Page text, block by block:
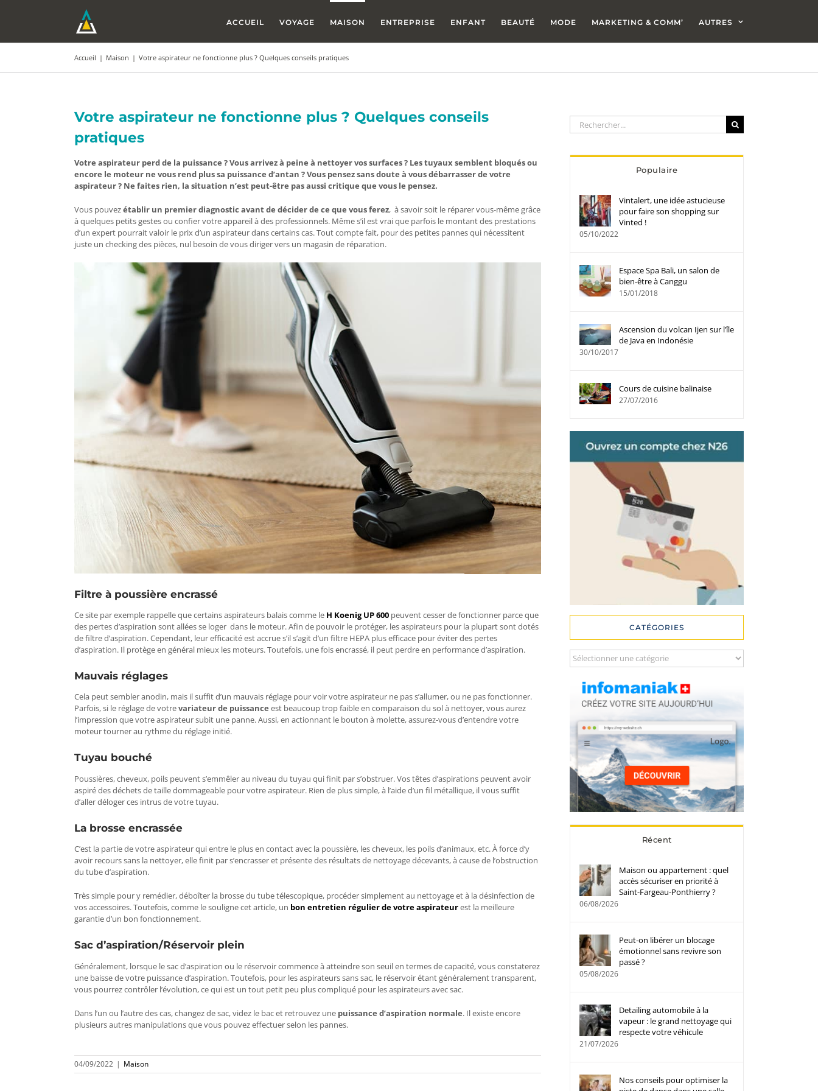
ACCUEIL VOYAGE MAISON ENTREPRISE ENFANT BEAUTÉ MODE MARKETING & COMM’ AUTRES
Accueil | Maison | Votre aspirateur ne fonctionne plus ? Quelques conseils pratiques
Votre aspirateur ne fonctionne plus ? Quelques conseils
pratiques
Votre aspirateur perd de la puissance ? Vous arrivez à peine à nettoyer vos surfaces ? Les tuyaux semblent bloqués ou
encore le moteur ne vous rend plus sa puissance d’antan ? Vous pensez sans doute à vous débarrasser de votre
aspirateur ? Ne faites rien, la situation n’est peut-être pas aussi critique que vous le pensez.
Vous pouvezétablir un premier diagnostic avant de décider de ce que vous ferez, à savoir soit le réparer vous-même grâce
à quelques petits gestes ou confier votre appareil à des professionnels. Même s’il est vrai que parfois le montant des prestations
d’un expert pourrait valoir le prix d’un aspirateur dans certains cas. Tout compte fait, pour des petites pannes qui nécessitent
juste un checking des pièces, nul besoin de vous diriger vers un magasin de réparation.
Filtre à poussière encrassé
Ce site par exemple rappelle que certains aspirateurs balaiscomme le H Koenig UP 600 peuvent cesser de fonctionner parce que
des pertes d’aspiration sont allées se loger dans le moteur. Afin de pouvoir le protéger, les aspirateurs pour la plupart sont dotés
defiltre d’aspiration. Cependant, leur efficacité est accrue s’il s’agit d’un filtre HEPA plus efficace pour éviter des pertes
d’aspiration. Il protège en général mieux les moteurs. Toutefois, une fois encrassé, il peut perdre en performance d’aspiration.
Mauvais réglages
Cela peut sembler anodin, mais il suffit d’un mauvais réglage pour voir votre aspirateur ne pas s’allumer, ou ne pas fonctionner.
Parfois, si le réglage de votrevariateur de puissance est beaucoup trop faible en comparaison du sol à nettoyer, vous aurez
l’impression que votre aspirateur subit une panne. Aussi, en actionnant le bouton à molette, assurez-vous d’entendre votre
moteur tourner au rythme du réglage initié.
Tuyau bouché
Poussières, cheveux, poils peuvent s’emmêler au niveau du tuyau qui finit par s’obstruer. Vos têtes d’aspirations peuvent avoir
aspiré des déchets de taille dommageable pour votre aspirateur. Rien de plus simple, à l’aide d’un fil métallique, il vous suffit
d’aller déloger ces intrus de votre tuyau.
La brosse encrassée
C’est la partie de votre aspirateur qui entre le plus en contact avec la poussière, les cheveux, les poils d’animaux, etc. À force d’y
avoir recours sans la nettoyer, elle finit par s’encrasser et présente des résultats de nettoyage décevants, à cause de l’obstruction
du tube d’aspiration.
Très simple pour y remédier, déboîter la brosse du tube télescopique, procéder simplement au nettoyage et à la désinfection de
vos accessoires. Toutefois, comme le souligne cet article, un bon entretien régulier de votre aspirateurest la meilleure
garantie d’un bon fonctionnement.
Sac d’aspiration/Réservoir plein
Généralement, lorsque le sac d’aspiration ou le réservoircommence à atteindre son seuil en termes de capacité, vous constaterez
une baisse de votre puissance d’aspiration. Toutefois, pour les aspirateurs sans sac, le réservoir étant généralement transparent,
vous pourrez contrôler l’évolution, ce qui est un tout petit peu plus compliqué pour les aspirateurs avec sac.
Dans l’un ou l’autre des cas, changez de sac, videz le bac et retrouvez une puissance d’aspiration normale. Il existe encore
plusieurs autres manipulations que vous pouvez effectuer selon les pannes.
04/09/2022 | Maison
Rechercher:
Populaire
Vintalert, une idée astucieuse
pour faire son shopping sur
Vinted !
05/10/2022
Espace Spa Bali, un salon de
bien-être à Canggu
15/01/2018
Ascension du volcan Ijen sur l’île
de Java en Indonésie
30/10/2017
Cours de cuisine balinaise
27/07/2016
CATÉGORIES
Catégories
Récent
Maison ou appartement : quel
accès sécuriser en priorité à
Saint-Fargeau-Ponthierry ?
06/08/2026
Peut-on libérer un blocage
émotionnel sans revivre son
passé ?
05/08/2026
Detailing automobile à la
vapeur : le grand nettoyage qui
respecte votre véhicule
21/07/2026
Nos conseils pour optimiser la